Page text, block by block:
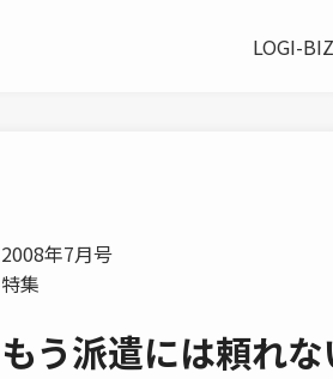
LOGI-
2008年7月号
特集
もう派遣には頼れ